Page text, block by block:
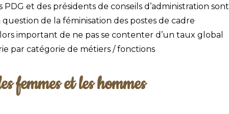
PDG et des présidents de conseils d’administration sont
de la féminisation des postes de cadre
important de ne pas se contenter d’un taux global
par catégorie de métiers / fonctions
femmes et les hommes